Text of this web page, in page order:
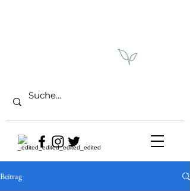
Beitrag